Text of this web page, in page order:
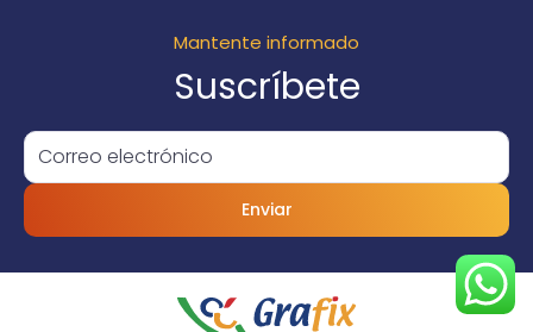
Mantente informado
Suscríbete
Enviar